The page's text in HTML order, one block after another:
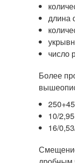
длина
число
Более
10/
16/